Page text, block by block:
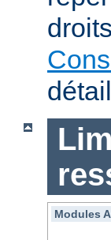
Modules